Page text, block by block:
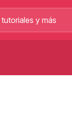
gratis: curso
el permiso C y